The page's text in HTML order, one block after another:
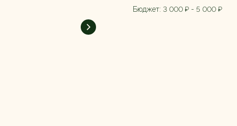
Бюджет: 3 000 ₽ - 5 000 ₽